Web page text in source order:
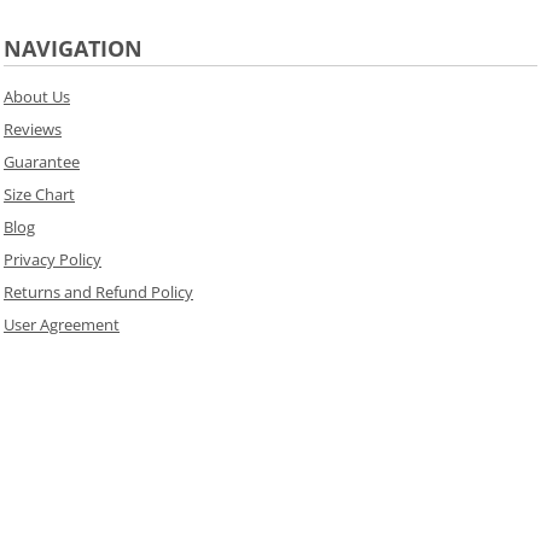
NAVIGATION
About Us
Reviews
Guarantee
Size Chart
Blog
Privacy Policy
Returns and Refund Policy
User Agreement